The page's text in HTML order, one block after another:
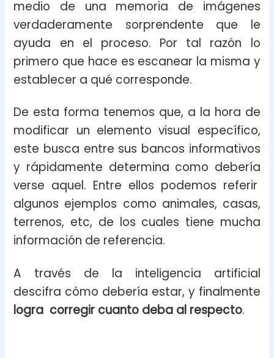
medio de una memoria de imágenes
verdaderamente sorprendente que le
ayuda en el proceso. Por tal razón lo
primero que hace es escanear la misma y
establecer a qué corresponde.
De esta forma tenemos que, a la hora de
modificar un elemento visual específico,
este busca entre sus bancos informativos
y rápidamente determina como debería
verse aquel. Entre ellos podemos referir
algunos ejemplos como animales, casas,
terrenos, etc, de los cuales tiene mucha
información de referencia.
A través de la inteligencia artificial
descifra cómo debería estar, y finalmente
logra corregir cuanto deba al respecto.